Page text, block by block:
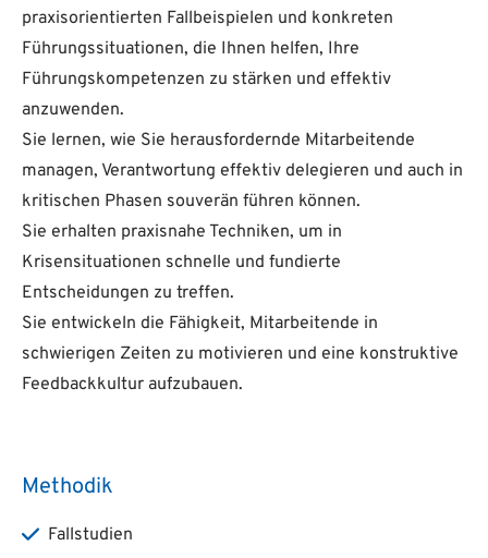
praxisorientierten Fallbeispielen und konkreten
Führungssituationen, die Ihnen helfen, Ihre
Führungskompetenzen zu stärken und effektiv
anzuwenden.
Sie lernen, wie Sie herausfordernde Mitarbeitende
managen, Verantwortung effektiv delegieren und auch in
kritischen Phasen souverän führen können.
Sie erhalten praxisnahe Techniken, um in
Krisensituationen schnelle und fundierte
Entscheidungen zu treffen.
Sie entwickeln die Fähigkeit, Mitarbeitende in
schwierigen Zeiten zu motivieren und eine konstruktive
Feedbackkultur aufzubauen.
Methodik
Fallstudien